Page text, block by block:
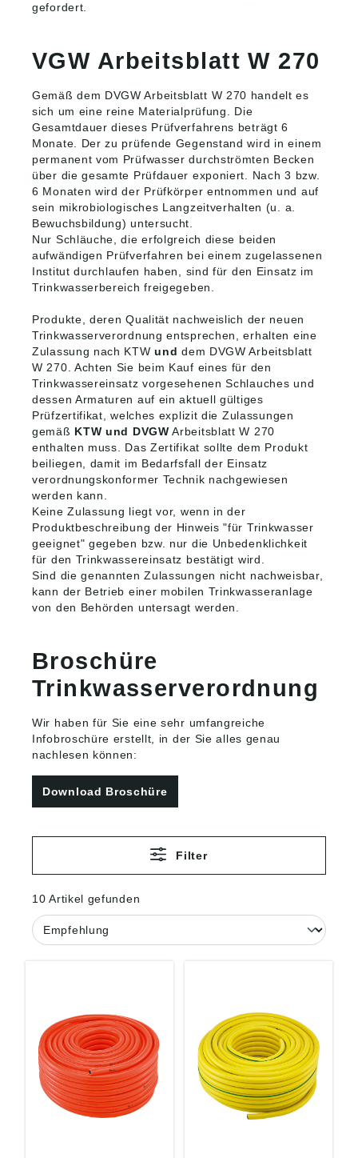
gefordert.
VGW Arbeitsblatt W 270
Gemäß dem DVGW Arbeitsblatt W 270 handelt es
sich um eine reine Materialprüfung. Die
Gesamtdauer dieses Prüfverfahrens beträgt 6
Monate. Der zu prüfende Gegenstand wird in einem
permanent vom Prüfwasser durchströmten Becken
über die gesamte Prüfdauer exponiert. Nach 3 bzw.
6 Monaten wird der Prüfkörper entnommen und auf
sein mikrobiologisches Langzeitverhalten (u. a.
Bewuchsbildung) untersucht.
Nur Schläuche, die erfolgreich diese beiden
aufwändigen Prüfverfahren bei einem zugelassenen
Institut durchlaufen haben, sind für den Einsatz im
Trinkwasserbereich freigegeben.
Produkte, deren Qualität nachweislich der neuen
Trinkwasserverordnung entsprechen, erhalten eine
Zulassung nach KTWunddem DVGW Arbeitsblatt
W 270. Achten Sie beim Kauf eines für den
Trinkwassereinsatz vorgesehenen Schlauches und
dessen Armaturen auf ein aktuell gültiges
Prüfzertifikat, welches explizit die Zulassungen
gemäß KTW und DVGW Arbeitsblatt W 270
enthalten muss. Das Zertifikat sollte dem Produkt
beiliegen, damit im Bedarfsfall der Einsatz
verordnungskonformer Technik nachgewiesen
werden kann.
Keine Zulassung liegt vor, wenn in der
Produktbeschreibung der Hinweis "für Trinkwasser
geeignet" gegeben bzw. nur die Unbedenklichkeit
für den Trinkwassereinsatz bestätigt wird.
Sind die genannten Zulassungen nicht nachweisbar,
kann der Betrieb einer mobilen Trinkwasseranlage
von den Behörden untersagt werden.
Broschüre
Trinkwasserverordnung
Wir haben für Sie eine sehr umfangreiche
Infobroschüre erstellt, in der Sie alles genau
nachlesen können:
Download Broschüre
Filter
10 Artikel gefunden